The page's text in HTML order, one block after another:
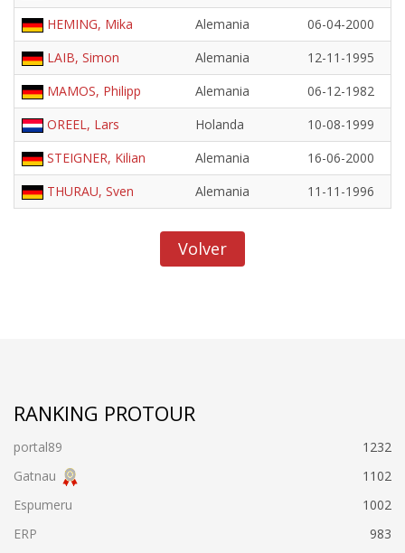
HEMING, Mika
Alemania
06-04-2000
LAIB, Simon
Alemania
12-11-1995
MAMOS, Philipp
Alemania
06-12-1982
OREEL, Lars
Holanda
10-08-1999
STEIGNER, Kilian
Alemania
16-06-2000
THURAU, Sven
Alemania 11-11-1996
Volver
RANKING PROTOUR
portal89
1232
Gatnau
1102
Espumeru
1002
ERP
983